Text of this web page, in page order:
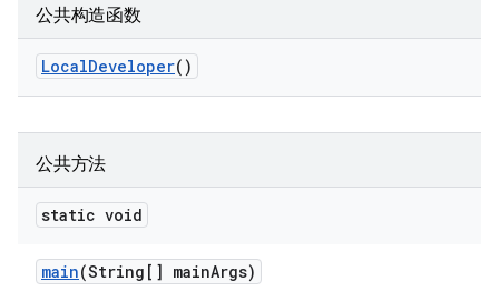
公共构造函数
LocalDeveloper()
公共方法
static void
main(String[] mainArgs)